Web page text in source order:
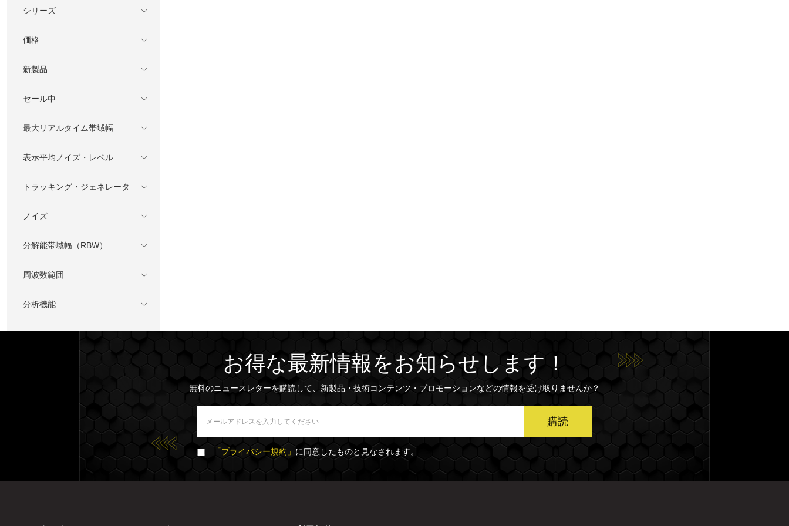
シリーズ
価格
新製品
セール中
最大リアルタイム帯域幅
表示平均ノイズ・レベル
トラッキング・ジェネレータ
ノイズ
分解能帯域幅（RBW）
周波数範囲
分析機能
お得な最新情報をお知らせします！
無料のニュースレターを購読して、新製品・技術コンテンツ・プロモーションなどの情報を受け取りませんか？
購読
「プライバシー規約」 に同意したものと見なされます。